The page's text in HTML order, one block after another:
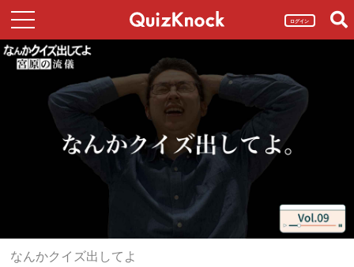
ログイン
なんかクイズ出してよ